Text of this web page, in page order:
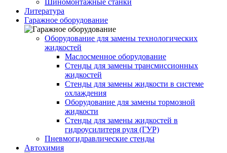
Шиномонтажные станки
Литература
Гаражное оборудование
Оборудование для замены технологических
жидкостей
Маслосменное оборудование
Стенды для замены трансмиссионных
жидкостей
Стенды для замены жидкости в системе
охлаждения
Оборудование для замены тормозной
жидкости
Стенды для замены жидкостей в
гидроусилитеря руля (ГУР)
Пневмогидравлические стенды
Автохимия